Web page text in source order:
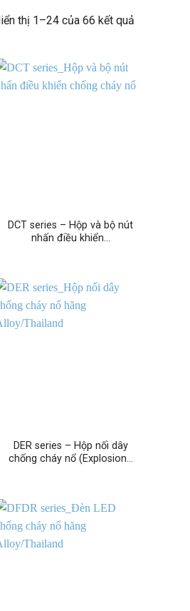
thị 1–24 của 66 kết quả
DCT series – Hộp và bộ nút
nhấn điều khiển…
DER series – Hộp nối dây
chống cháy nổ (Explosion…